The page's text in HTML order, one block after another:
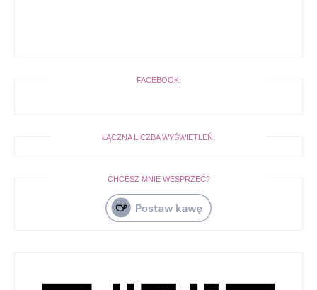
FACEBOOK:
ŁĄCZNA LICZBA WYŚWIETLEŃ:
CHCESZ MNIE WESPRZEĆ?